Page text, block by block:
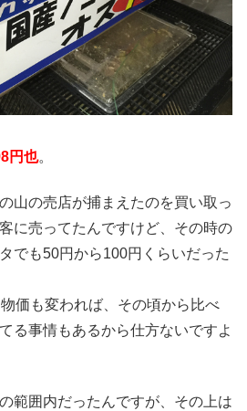
円也。
山の売店が捕まえたのを買い取っ
に売ってたんですけど、その時の
でも50円から100円くらいだった
価も変われば、その頃から比べ
る事情もあるから仕方ないですよ
範囲内だったんですが、その上は